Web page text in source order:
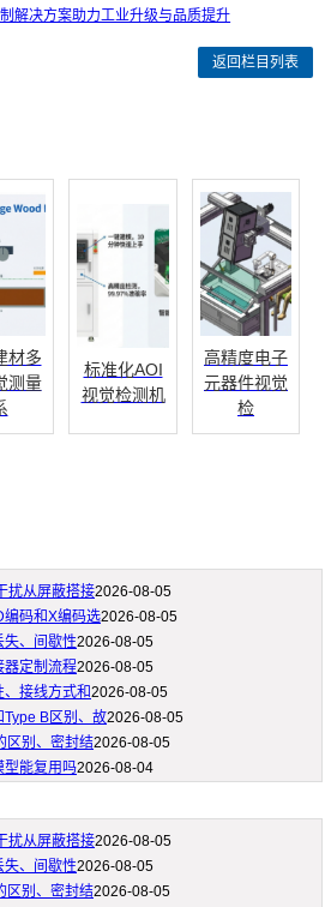
解决方案助力工业升级与品质提升
返回栏目列表
材多
测量
标准化AOI
视觉检测机
高精度电子
元器件视觉
检
扰从屏蔽搭接2026-08-05
码和X编码选2026-08-05
、间歇性2026-08-05
器定制流程2026-08-05
接线方式和2026-08-05
Type B区别、故2026-08-05
区别、密封结2026-08-05
型能复用吗2026-08-04
扰从屏蔽搭接2026-08-05
、间歇性2026-08-05
区别、密封结2026-08-05